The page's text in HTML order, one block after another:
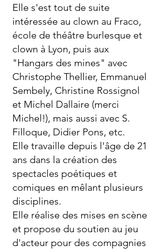
Elle s'est tout de suite
intéressée au clown au Fraco,
école de théâtre burlesque et
clown à Lyon, puis aux
"Hangars des mines" avec
Christophe Thellier, Emmanuel
Sembely, Christine Rossignol
et Michel Dallaire (merci
Michel!), mais aussi avec S.
Filloque, Didier Pons, etc.
Elle travaille depuis l'âge de 21
ans dans la création des
spectacles poétiques et
comiques en mêlant plusieurs
disciplines.
Elle réalise des mises en scène
et propose du soutien au jeu
d'acteur pour des compagnies